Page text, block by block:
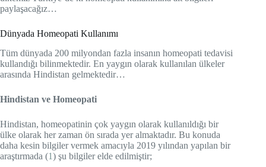
paylaşacağız…
Dünyada Homeopati Kullanımı
Tüm dünyada 200 milyondan fazla insanın homeopati tedavisi
kullandığı bilinmektedir. En yaygın olarak kullanılan ülkeler
arasında Hindistan gelmektedir…
Hindistan ve Homeopati
Hindistan, homeopatinin çok yaygın olarak kullanıldığı bir
ülke olarak her zaman ön sırada yer almaktadır. Bu konuda
daha kesin bilgiler vermek amacıyla 2019 yılından yapılan bir
araştırmada (1) şu bilgiler elde edilmiştir;